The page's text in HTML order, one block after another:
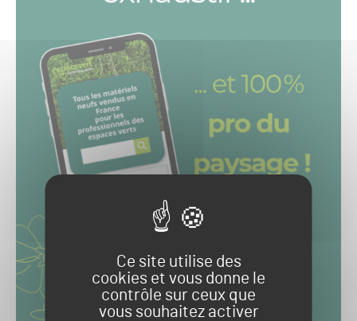
Ce site utilise des
cookies et vous donne le
contrôle sur ceux que
vous souhaitez activer